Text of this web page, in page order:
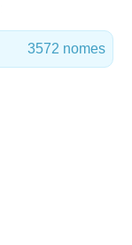
3572 nomes